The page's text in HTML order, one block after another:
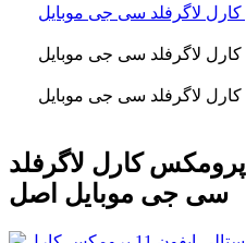
کیف چرمی ایفون 11 پرومکس کارل لاگرفلد
سی جی موبایل اصل